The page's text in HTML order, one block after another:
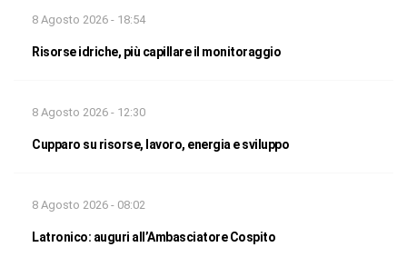
8 Agosto 2026 - 18:54
Risorse idriche, più capillare il monitoraggio
8 Agosto 2026 - 12:30
Cupparo su risorse, lavoro, energia e sviluppo
8 Agosto 2026 - 08:02
Latronico: auguri all’Ambasciatore Cospito